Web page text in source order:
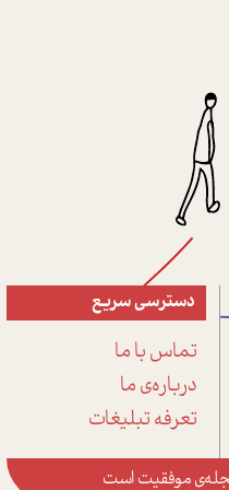
دسترسی سریع
تماس با ما
درباره‌ی ما
تعرفه تبلیغات
موفقیتاست